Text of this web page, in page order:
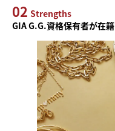
02 Strengths
GIA G.G.資格保有者が在籍